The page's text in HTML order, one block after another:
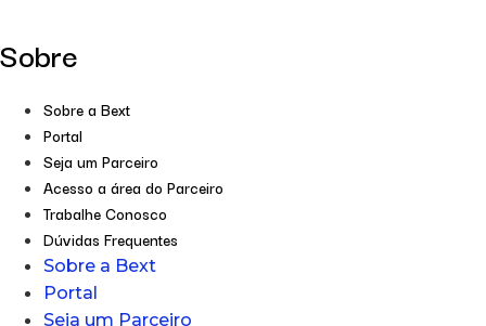
Sobre
Sobre a Bext
Portal
Seja um Parceiro
Acesso a área do Parceiro
Trabalhe Conosco
Dúvidas Frequentes
Sobre a Bext
Portal
Seja um Parceiro